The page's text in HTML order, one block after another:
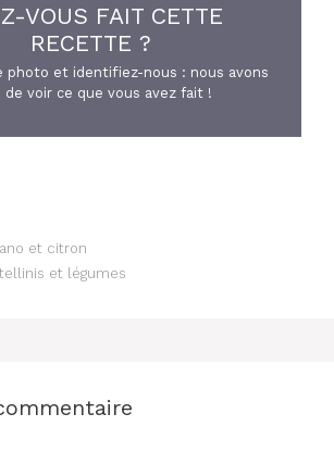
VOUS FAIT CETTE
RECETTE ?
photo et identifiez-nous : nous avons
de voir ce que vous avez fait !
et citron
et légumes